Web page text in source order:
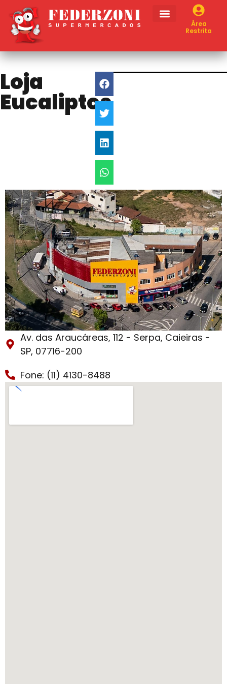
Área
Restrita
Loja
Eucaliptos
Av. das Araucáreas, 112 - Serpa, Caieiras -
SP, 07716-200
Fone: (11) 4130-8488